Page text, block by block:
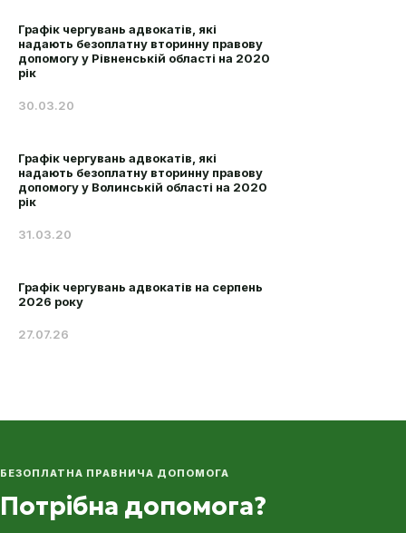
Графік чергувань адвокатів, які
надають безоплатну вторинну правову
допомогу у Рівненській області на 2020
рік
30.03.20
Графік чергувань адвокатів, які
надають безоплатну вторинну правову
допомогу у Волинській області на 2020
рік
31.03.20
Графік чергувань адвокатів на серпень
2026 року
27.07.26
БЕЗОПЛАТНА ПРАВНИЧА ДОПОМОГА
Потрібна допомога?